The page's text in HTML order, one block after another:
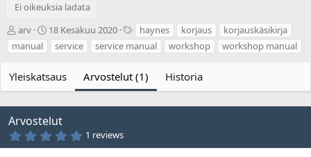
Ei oikeuksia ladata
T
e
k
j
ä
arv
L
u
o
t
i
p
ä
i
v
18 Kesäkuu 2020
u
n
i
s
t
haynes korjaus
korjauskäsikirja
manual
service service manual workshop workshop manual
Yleiskatsaus Arvostelut (1) Historia
Arvostelut
5
,
1 reviews